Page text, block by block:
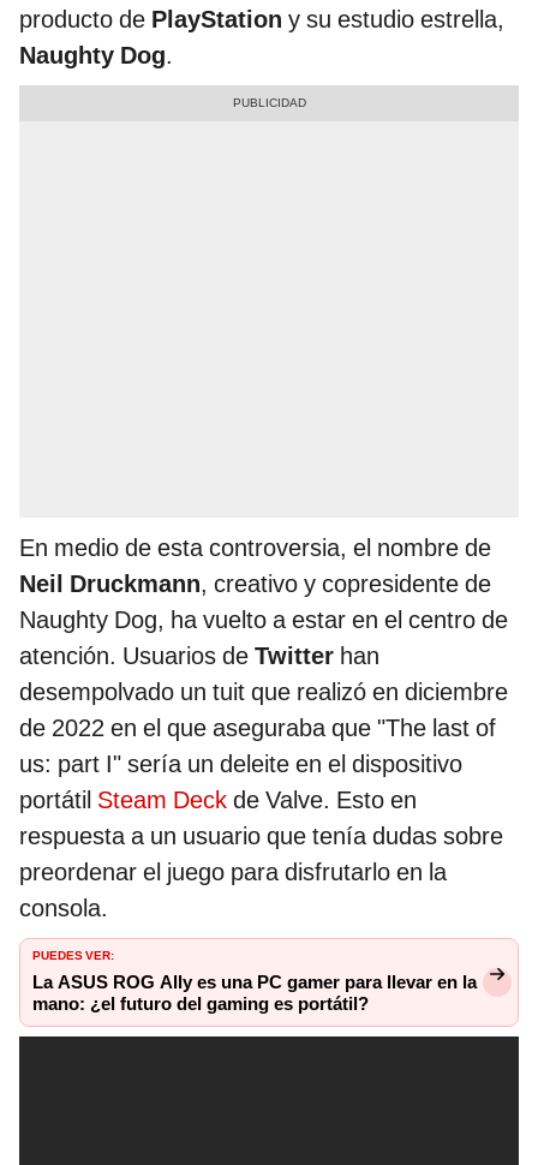
producto de PlayStation y su estudio estrella,
Naughty Dog.
En medio de esta controversia, el nombre de
Neil Druckmann, creativo y copresidente de
Naughty Dog, ha vuelto a estar en el centro de
atención. Usuarios de Twitter han
desempolvado un tuit que realizó en diciembre
de 2022 en el que aseguraba que "The last of
us: part I" sería un deleite en el dispositivo
portátil Steam Deck de Valve. Esto en
respuesta a un usuario que tenía dudas sobre
preordenar el juego para disfrutarlo en la
consola.
PUEDES VER:
La ASUS ROG Ally es una PC gamer para llevar en la
mano: ¿el futuro del gaming es portátil?